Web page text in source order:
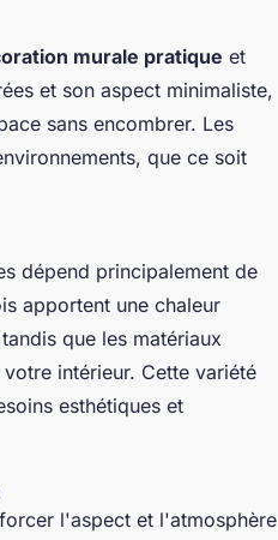
murale pratique et
et son aspect minimaliste,
sans encombrer. Les
que ce soit
dépend principalement de
apportent une chaleur
que les matériaux
intérieur. Cette variété
esthétiques et
l'aspect et l'atmosphère